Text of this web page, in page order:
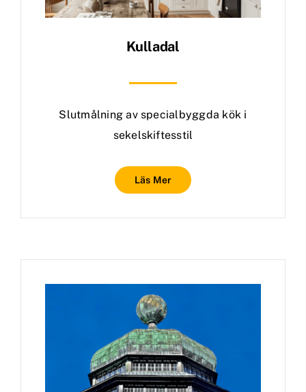
Kulladal
Slutmålning av specialbyggda kök i
sekelskiftesstil
Läs Mer